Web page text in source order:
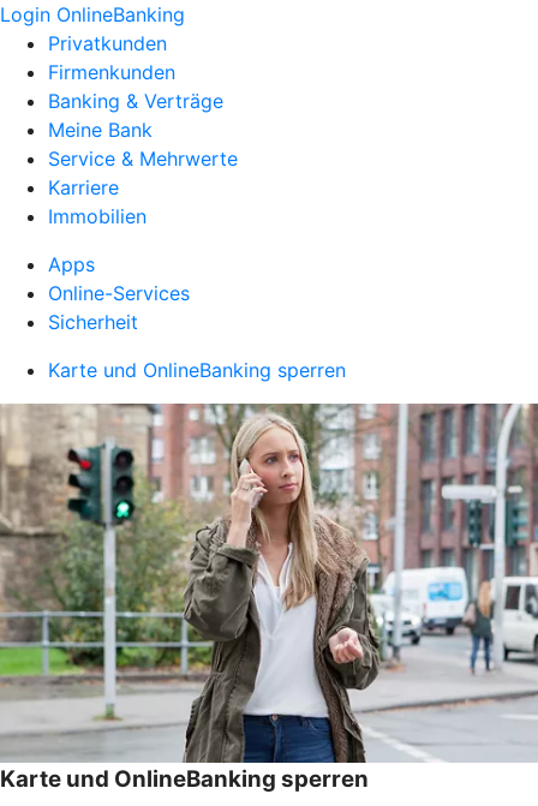
Login OnlineBanking
Privatkunden
Firmenkunden
Banking & Verträge
Meine Bank
Service & Mehrwerte
Karriere
Immobilien
Apps
Online-Services
Sicherheit
Karte und OnlineBanking sperren
Karte und OnlineBanking sperren